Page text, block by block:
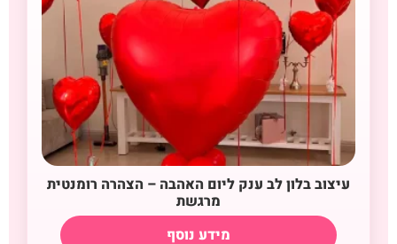
עיצוב בלון לב ענק ליום האהבה – הצהרה רומנטית
מרגשת
מידע נוסף